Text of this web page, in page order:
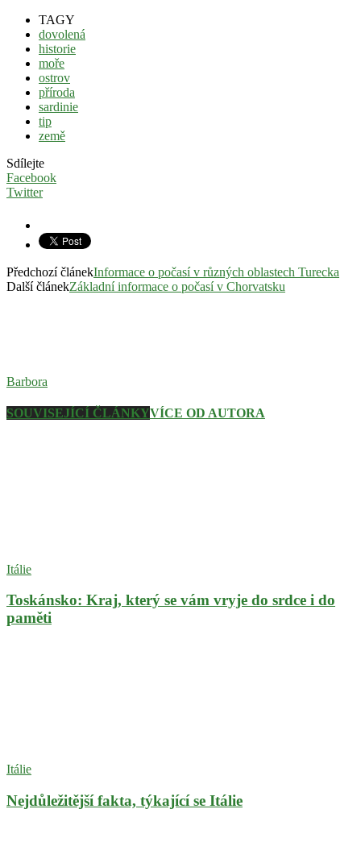
TAGY
dovolená
historie
moře
ostrov
příroda
sardinie
tip
země
Sdílejte
Facebook
Twitter
Předchozí článekInformace o počasí v různých oblastech Turecka
Další článekZákladní informace o počasí v Chorvatsku
Barbora
SOUVISEJÍCÍ ČLÁNKYVÍCE OD AUTORA
Itálie
Toskánsko: Kraj, který se vám vryje do srdce i do
paměti
Itálie
Nejdůležitější fakta, týkající se Itálie